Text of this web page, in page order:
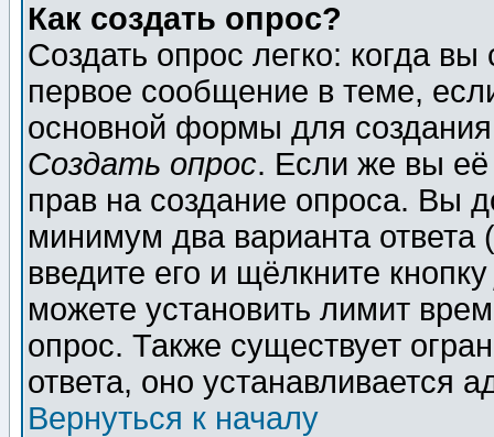
Как создать опрос?
Создать опрос легко: когда
первое сообщение в теме,
основной формы для
Создать опрос. Если же вы её
прав на создание опроса. Вы
минимум два варианта ответа
введите его и щёлкните
можете установить лимит
опрос. Также существует
ответа, оно устанавливается
Вернуться к началу